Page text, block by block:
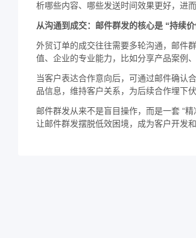
析哪些内容、哪些发送时间效果更好，进
从沟通到成交：邮件群发的核心是 “持续
外贸订单的成交往往需要多轮沟通，邮件
值、企业的专业能力，比如分享产品案例
当客户表达合作意向后，可通过邮件确认
品信息，维持客户关系，为后续合作埋下
邮件群发从来不是盲目操作，而是一套 “
让邮件群发摆脱低效困境，成为客户开发